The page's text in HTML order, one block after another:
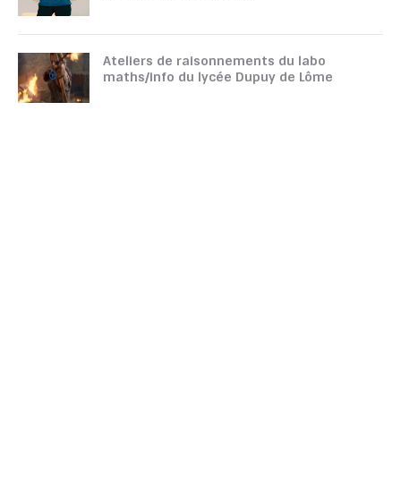
Ateliers de raisonnements du labo
maths/info du lycée Dupuy de Lôme